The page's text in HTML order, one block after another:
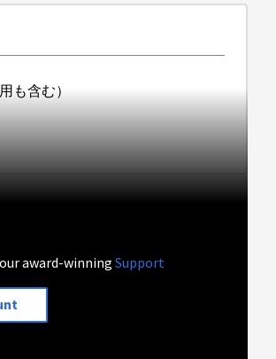
保
も含む）
award-winningSupport